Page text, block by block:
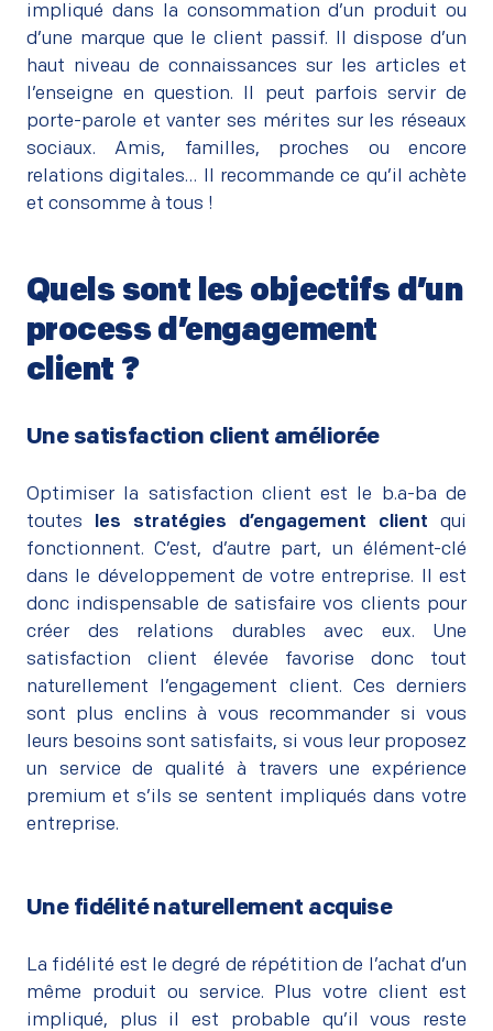
impliqué dans la consommation d’un produit ou
d’une marque que le client passif. Il dispose d’un
haut niveau de connaissances sur les articles et
l’enseigne en question. Il peut parfois servir de
porte-parole et vanter ses mérites sur les réseaux
sociaux. Amis, familles, proches ou encore
relations digitales… Il recommande ce qu’il achète
et consomme à tous !
Quels sont les objectifs d’un
process d’engagement
client ?
Une satisfaction client améliorée
Optimiser la satisfaction client est le b.a-ba de
toutes
les stratégies d’engagement client qui
fonctionnent. C’est, d’autre part, un élément-clé
dans le développement de votre entreprise. Il est
donc indispensable de satisfaire vos clients pour
créer des relations durables avec eux. Une
satisfaction client élevée favorise donc tout
naturellement l’engagement client. Ces derniers
sont plus enclins à vous recommander si vous
leurs besoins sont satisfaits, si vous leur proposez
un service de qualité à travers une expérience
premium et s’ils se sentent impliqués dans votre
entreprise.
Une fidélité naturellement acquise
La fidélité est le degré de répétition de l’achat d’un
même produit ou service. Plus votre client est
impliqué, plus il est probable qu’il vous reste